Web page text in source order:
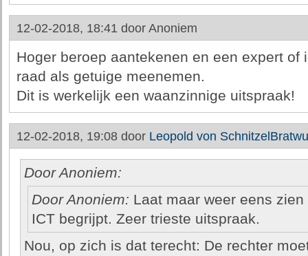
12-02-2018, 18:41 door Anoniem
Hoger beroep aantekenen en een expert
raad als getuige meenemen.
Dit is werkelijk een waanzinnige uitspraak!
12-02-2018, 19:08 door Leopold von
Door Anoniem:
Door Anoniem: Laat maar weer eens
ICT begrijpt. Zeer trieste uitspraak.
Nou, op zich is dat terecht: De rechter